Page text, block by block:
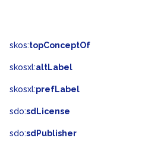
skos:topConceptOf
skosxl:altLabel
skosxl:prefLabel
sdo:sdLicense
sdo:sdPublisher